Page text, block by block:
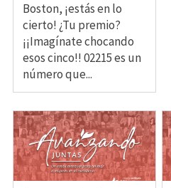
Boston, ¡estás en lo
cierto! ¿Tu premio?
¡¡Imagínate chocando
esos cinco!! 02215 es un
número que...